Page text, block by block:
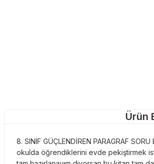
Ürün
8. SINIF GÜÇLENDİREN PARAGRAF
okulda öğrendiklerini evde pekiştirmek